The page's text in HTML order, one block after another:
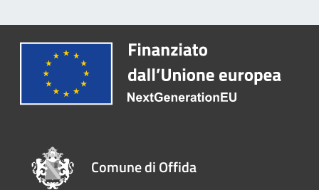
Comune di Offida